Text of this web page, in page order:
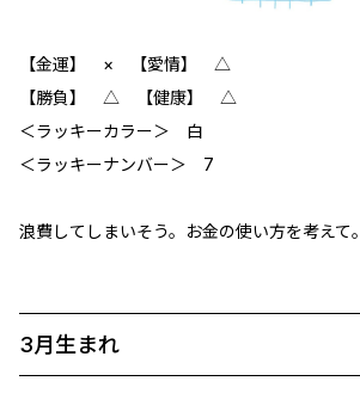
【金運】 × 【愛情】 △
【勝負】 △ 【健康】 △
＜ラッキーカラー＞ 白
＜ラッキーナンバー＞ 7
浪費してしまいそう。お金の使い方を考えて。
3月生まれ